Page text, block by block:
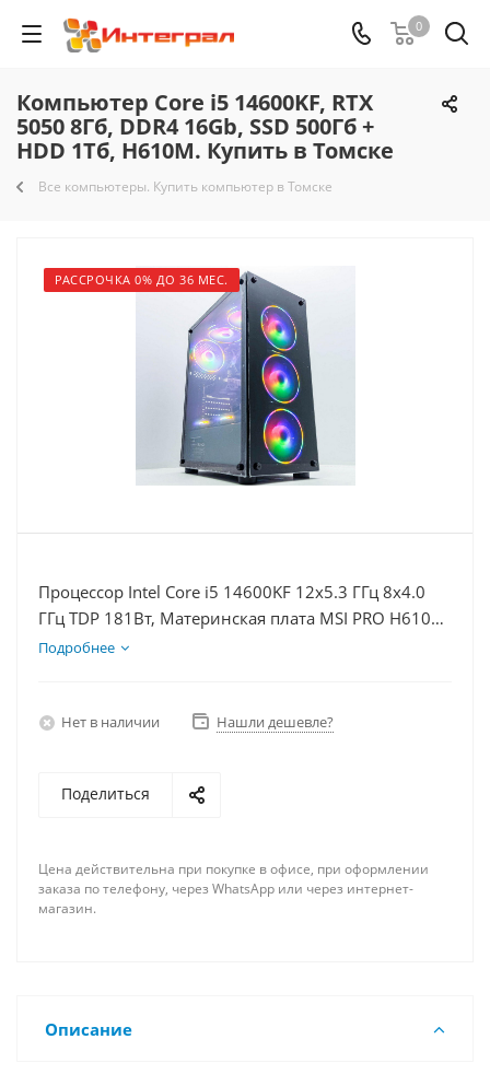
0
Компьютер Core i5 14600KF, RTX
5050 8Гб, DDR4 16Gb, SSD 500Гб +
HDD 1Тб, H610M. Купить в Томске
Все компьютеры. Купить компьютер в Томске
РАССРОЧКА 0% ДО 36 МЕС.
Процессор Intel Core i5 14600KF 12x5.3 ГГц 8x4.0
ГГц TDP 181Вт, Материнская плата MSI PRO H610M-
E, Видеокарта RTX 5050 8Гб, Память DDR4 16Gb,
Подробнее
Нет в наличии Нашли дешевле?
Поделиться
Цена действительна при покупке в офисе, при оформлении
заказа по телефону, через WhatsApp или через интернет-
магазин.
Описание